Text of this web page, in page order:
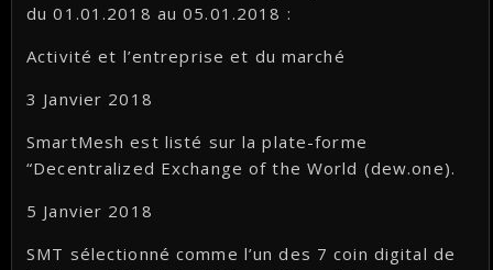
du 01.01.2018 au 05.01.2018 :
Activité et l’entreprise et du marché
3 Janvier 2018
SmartMesh est listé sur la plate-forme
“Decentralized Exchange of the World (dew.one).
5 Janvier 2018
SMT sélectionné comme l’un des 7 coin digital de